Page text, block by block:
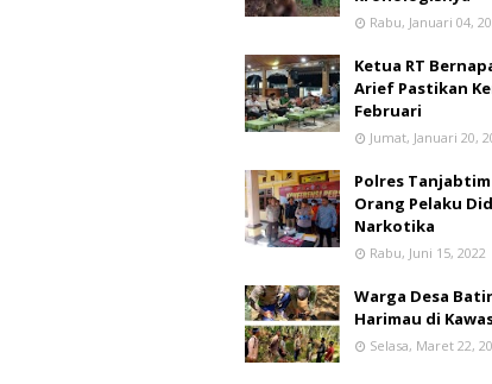
Rabu, Januari 04,
Ketua RT
Arief Pastikan
Februari
Jumat, Januari 20,
Polres
Orang Pelaku
Narkotika
Rabu, Juni 15, 2022
Warga Desa
Harimau di
Selasa, Maret 22,